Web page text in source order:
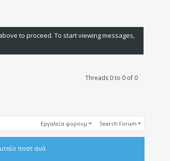
to proceed. To start viewing messages,
Threads 0 to 0 of 0
Εργαλεία φορουμ Search Forum
ποστ ανά